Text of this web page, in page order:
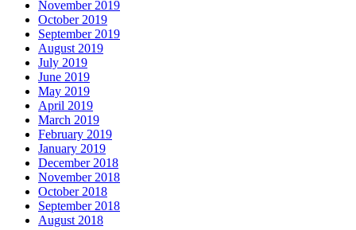
November 2019
October 2019
September 2019
August 2019
July 2019
June 2019
May 2019
April 2019
March 2019
February 2019
January 2019
December 2018
November 2018
October 2018
September 2018
August 2018